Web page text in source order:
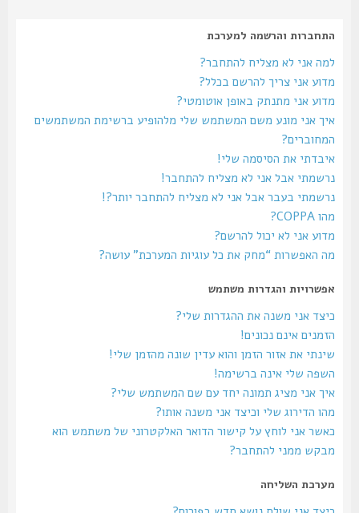
התחברות והרשמה למערכת
למה אני לא מצליח להתחבר?
מדוע אני צריך להרשם בכלל?
מדוע אני מתנתק באופן אוטומטי?
איך אני מונע משם המשתמש שלי מלהופיע ברשימת המשתמשים
המחוברים?
איבדתי את הסיסמה שלי!
נרשמתי אבל אני לא מצליח להתחבר!
נרשמתי בעבר אבל אני לא מצליח להתחבר יותר?!
מדוע אני לא יכול להרשם?
מה האפשרות “מחק את כל עוגיות המערכת” עושה?
אפשרויות והגדרות משתמש
כיצד אני משנה את ההגדרות שלי?
הזמנים אינם נכונים!
שינתי את אזור הזמן והוא עדין שונה מהזמן שלי!
השפה שלי אינה ברשימה!
איך אני מציג תמונה יחד עם שם המשתמש שלי?
מהו הדירוג שלי וכיצד אני משנה אותו?
כאשר אני לוחץ על קישור הדואר האלקטרוני של משתמש הוא
מבקש ממני להתחבר?
מערכת השליחה